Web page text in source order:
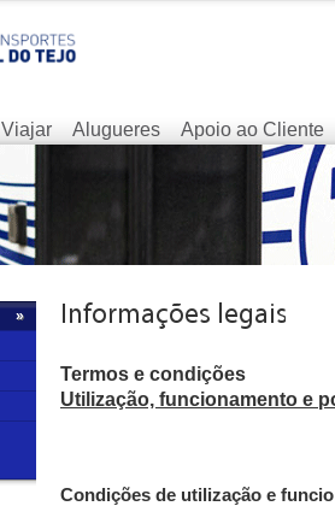
Viajar Alugueres Apoio ao Cliente
»
Termos e condições
Utilização, funcionamento e
Condições de utilização e